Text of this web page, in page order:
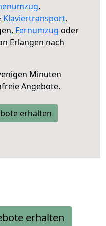
,
Klaviertransport,
Fernumzug oder
Erlangen nach
Minuten
Angebote.
erhalten
erhalten